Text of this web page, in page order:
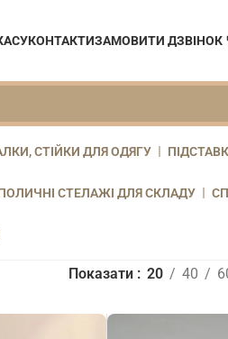
КОНТАКТИЗАМОВИТИ ДЗВІНОК
СТІЙКИ ДЛЯ ОДЯГУ
СТЕЛАЖІ ДЛЯ СКЛАДУ
Показати 20 40